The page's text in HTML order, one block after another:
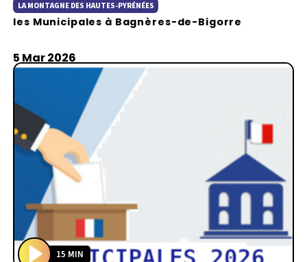
a
y
LA MONTAGNE DES HAUTES-PYRÉNÉES
les Municipales à Bagnères-de-Bigorre
5 Mar 2026
15 MIN